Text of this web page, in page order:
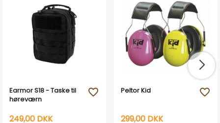
Earmor S18 - Taske til
høreværn
249,00 DKK
favorite_outline Peltor Kid
299,00 DKK
favorite_outline